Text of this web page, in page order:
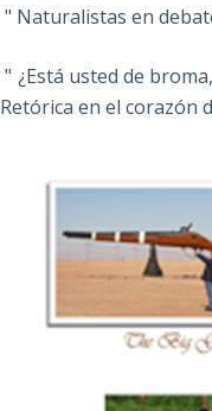
" Naturalistas en
" ¿Está usted de
Retórica en el corazón